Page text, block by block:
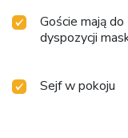
Goście mają do
dyspozycji
Sejf w pokoju